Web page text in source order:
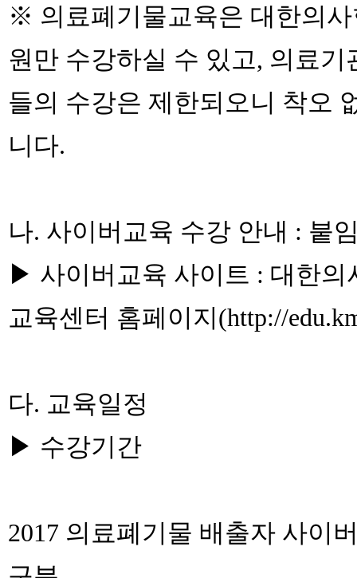
※ 의료폐기물교육은 대한의
원만 수강하실 수 있고, 의료기
들의 수강은 제한되오니 착오
니다.
나. 사이버교육 수강 안내 : 붙
▶ 사이버교육 사이트 : 대한의
교육센터 홈페이지(http://
다. 교육일정
▶ 수강기간
2017 의료폐기물 배출자 사이